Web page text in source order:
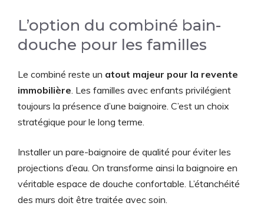
L’option du combiné bain-
douche pour les familles
Le combiné reste un atout majeur pour la revente
immobilière. Les familles avec enfants privilégient
toujours la présence d’une baignoire. C’est un choix
stratégique pour le long terme.
Installer un pare-baignoire de qualité pour éviter les
projections d’eau. On transforme ainsi la baignoire en
véritable espace de douche confortable. L’étanchéité
des murs doit être traitée avec soin.